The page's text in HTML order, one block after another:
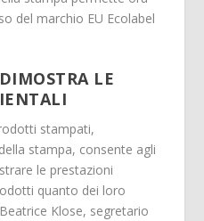
del marchio EU Ecolabel
LE
stampati,
stampa, consente agli
le prestazioni
quanto dei loro
Beatrice Klose, segretario